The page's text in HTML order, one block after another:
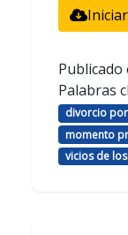
Publicado
Palabras
divorcio
momento
vicios de